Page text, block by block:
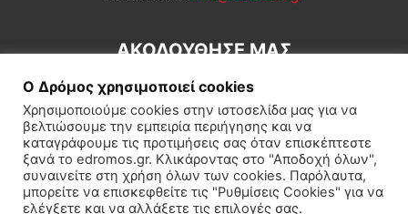
ΑΚΟΛΟΥΘΗΣΕ ΜΑΣ
Εγγραφή συνδρομητή Πολιτική Διεθνή Κοινωνία
Ο Δρόμος χρησιμοποιεί cookies
Χρησιμοποιούμε cookies στην ιστοσελίδα μας για να
βελτιώσουμε την εμπειρία περιήγησης και να
καταγράφουμε τις προτιμήσεις σας όταν επισκέπτεστε
ξανά το edromos.gr. Κλικάροντας στο "Αποδοχή όλων",
συναινείτε στη χρήση όλων των cookies. Παρόλαυτα,
μπορείτε να επισκεφθείτε τις "Ρυθμίσεις Cookies" για να
ελέγξετε και να αλλάξετε τις επιλογές σας.